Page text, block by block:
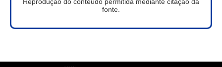
Reprodução do conteúdo permitida mediante citação da
fonte.